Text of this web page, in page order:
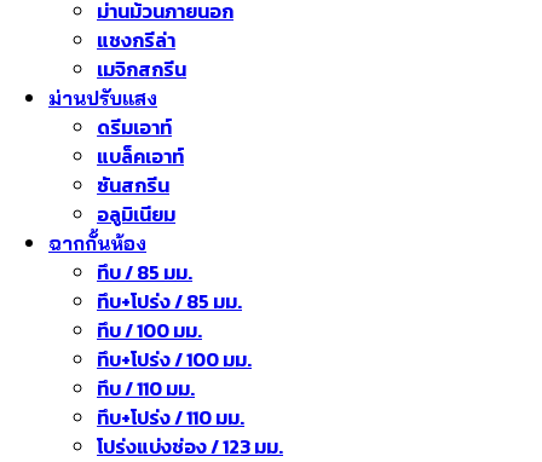
ม่านม้วนภายนอก
แชงกรีล่า
เมจิกสกรีน
ม่านปรับแสง
ดรีมเอาท์
แบล็คเอาท์
ซันสกรีน
อลูมิเนียม
ฉากกั้นห้อง
ทึบ / 85 มม.
ทึบ+โปร่ง / 85 มม.
ทึบ / 100 มม.
ทึบ+โปร่ง / 100 มม.
ทึบ / 110 มม.
ทึบ+โปร่ง / 110 มม.
โปร่งแบ่งช่อง / 123 มม.